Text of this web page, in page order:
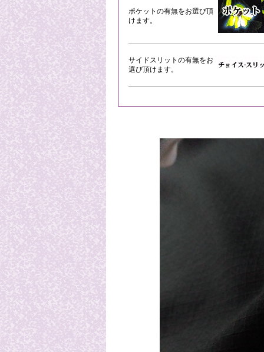
ポケットの有無をお選び頂
けます。
サイドスリットの有無をお
選び頂けます。